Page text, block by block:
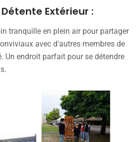
Extérieur :
tranquille en plein air pour partager
avec d'autres membres de
Un endroit parfait pour se détendre